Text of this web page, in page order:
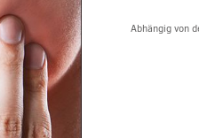
Abhängig von